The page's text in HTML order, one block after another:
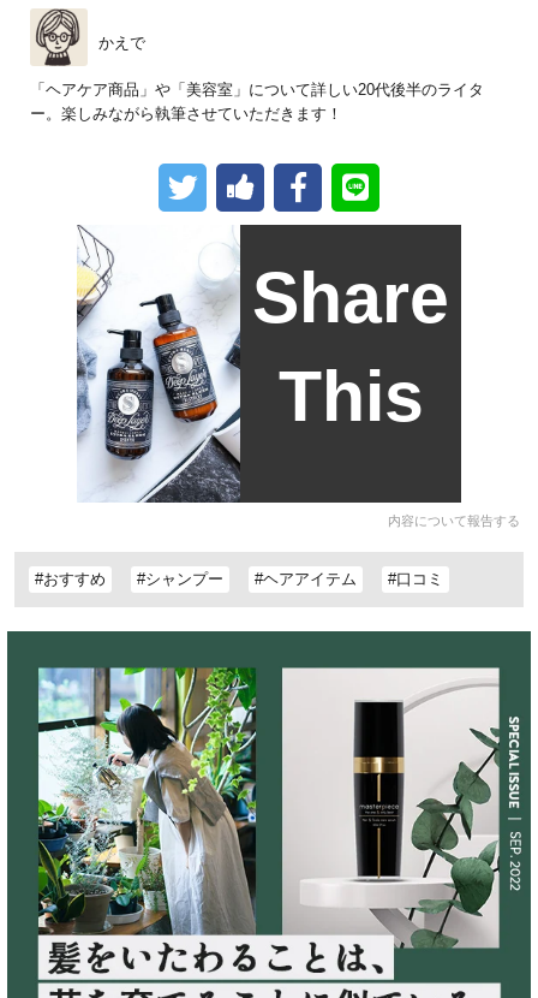
かえで
「ヘアケア商品」や「美容室」について詳しい20代後半のライタ
ー。楽しみながら執筆させていただきます！
Share
This
内容について報告する
#おすすめ #シャンプー #ヘアアイテム #口コミ